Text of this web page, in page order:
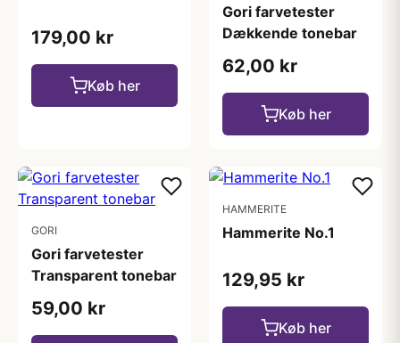
179,00 kr
Køb her
Gori farvetester
Dækkende tonebar
62,00 kr
Køb her
GORI
Gori farvetester
Transparent tonebar
59,00 kr
HAMMERITE
Hammerite No.1
129,95 kr
Køb her